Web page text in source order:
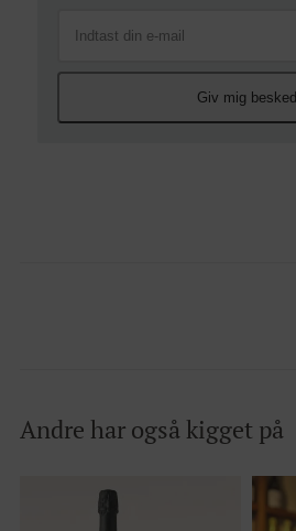
Giv mig besked
Andre har også kigget på